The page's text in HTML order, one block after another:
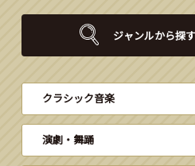
ジャンルから探す
クラシック音楽
演劇・舞踊